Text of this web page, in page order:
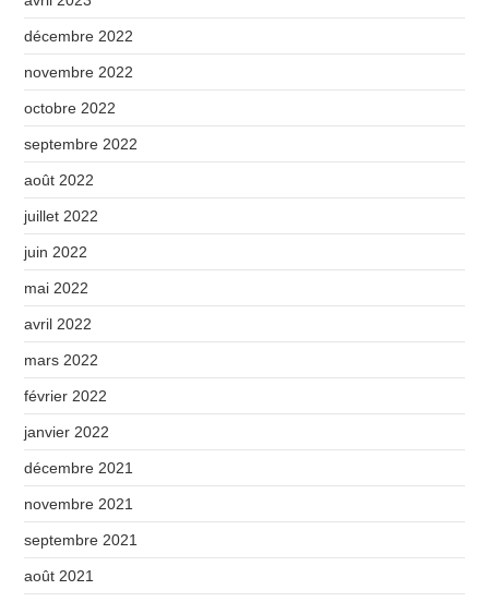
décembre 2022
novembre 2022
octobre 2022
septembre 2022
août 2022
juillet 2022
juin 2022
mai 2022
avril 2022
mars 2022
février 2022
janvier 2022
décembre 2021
novembre 2021
septembre 2021
août 2021